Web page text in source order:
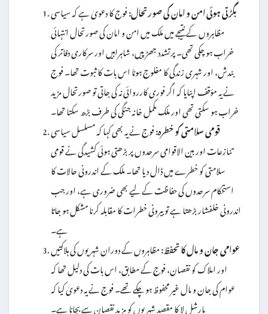
بگڑتی ہوئی امن و امان کی صورتحال:فوج کا دعویٰ ہے کہ سیاسی
مظاہروں کے نتیجے میں ملک میں امن و امان کی صورتحال انتہائی
خراب ہو چکی تھی۔ پرتشدد جھڑپیں، شاہراہیں اور سرکاری دفاتر کی
بندش، اور شہری زندگی کا مفلوج ہونا اس بات کا ثبوت تھا۔ فوج
نے یہ مؤقف اپنایا کہ اگر فوری کارروائی نہ کی جاتی تو صورتحال مزید
خراب ہو سکتی تھی اور ملک مکمل خانہ جنگی کی طرف بڑھ سکتا تھا۔
قومی سلامتی کو خطرہ:فوج نے یہ بھی کہا کہ مسلسل سیاسی
تنازعات اور بین الاقوامی سرحدوں پر بڑھتی ہوئی کشیدگی نے قومی
سلامتی کو خطرے میں ڈال دیا تھا۔ ملک کے اندرونی حالات کا
استحکام سرحدوں کی حفاظت کے لیے بھی ضروری ہے، اور جب
اندرونی خلفشار بڑھتا ہے تو بیرونی خطرات کا مقابلہ کرنا مشکل ہو جاتا
ہے۔
عوامی جان و مال کا تحفظ:مظاہروں کے دوران شہریوں کی ہلاکتیں
اور املاک کو نقصان، فوج کے مطابق، اس بات کی دلیل تھا کہ
عوام کی جان و مال غیر محفوظ ہو چکے تھے۔ فوج نے یہ دعویٰ کیا کہ
مارشل لا کا مقصد شہریوں کو مزید نقصان سے بچانا ہے۔